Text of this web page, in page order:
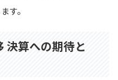
す。
決算への期待と